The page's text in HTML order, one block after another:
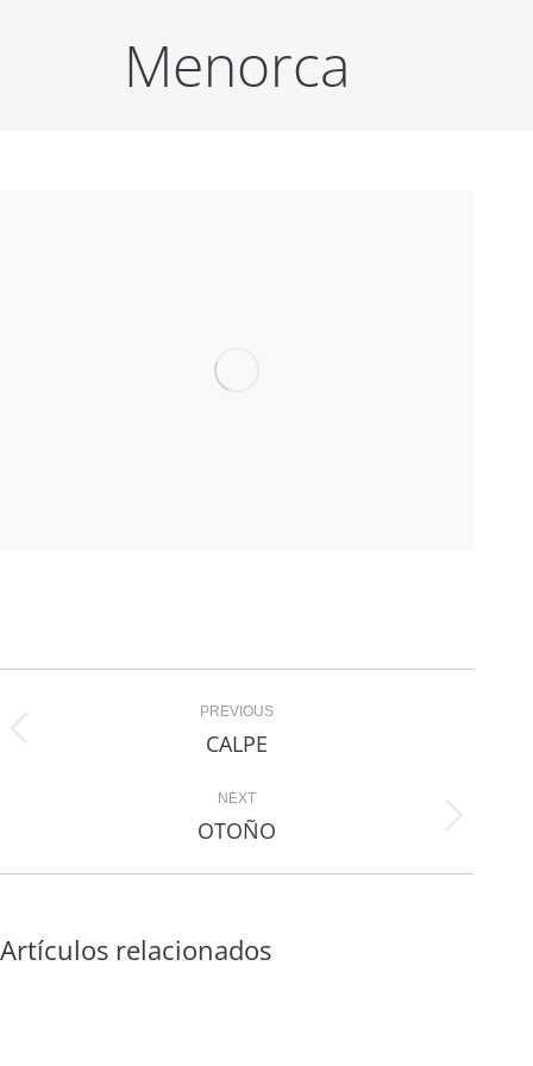
Menorca
Navegación
entre
PREVIOUS
Proyecto
CALPE
NEXT
Proyecto
OTOÑO
Artículos relacionados